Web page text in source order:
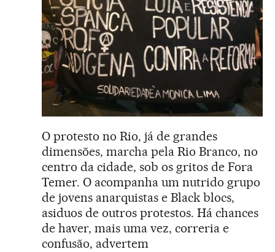
O protesto no Rio, já de grandes
dimensões, marcha pela Rio Branco, no
centro da cidade, sob os gritos de Fora
Temer. O acompanha um nutrido grupo
de jovens anarquistas e Black blocs,
asiduos de outros protestos. Há chances
de haver, mais uma vez, correria e
confusão, advertem